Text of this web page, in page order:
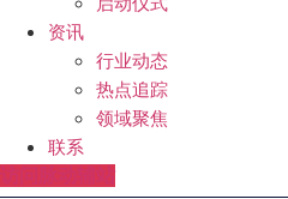
资讯
行业动态
热点追踪
领域聚焦
联系